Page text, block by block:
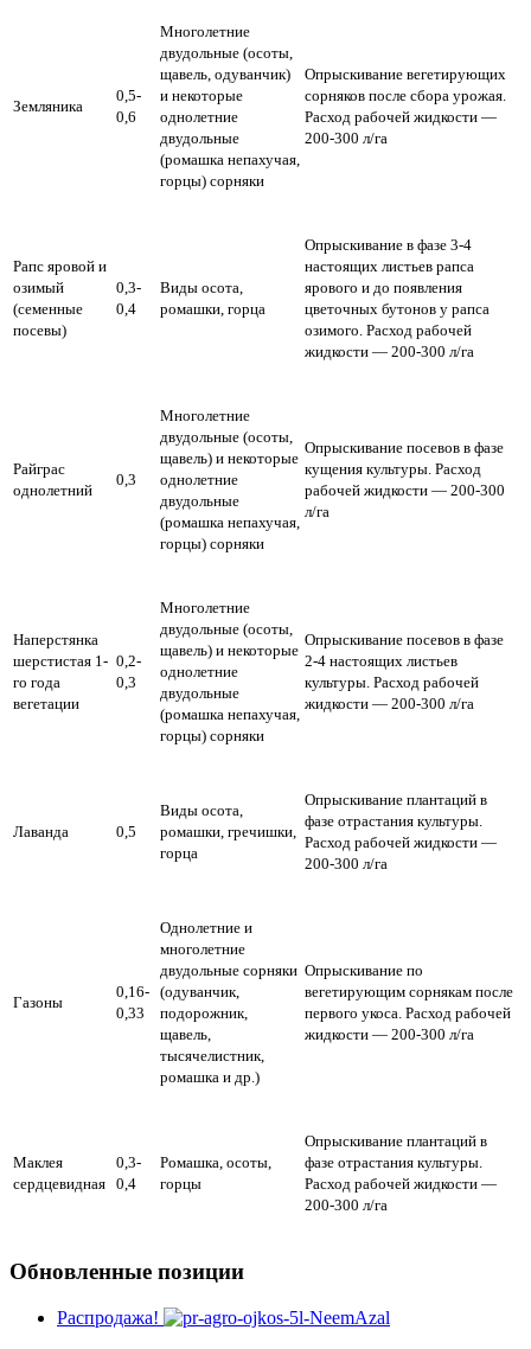
Земляника
0,5-
0,6
Многолетние
двудольные (осоты,
щавель, одуванчик)
и некоторые
однолетние
двудольные
(ромашка непахучая,
горцы) сорняки
Опрыскивание вегетирующих
сорняков после сбора урожая.
Расход рабочей жидкости —
200-300 л/га
Рапс яровой и
озимый
(семенные
посевы)
0,3-
0,4
Виды осота,
ромашки, горца
Опрыскивание в фазе 3-4
настоящих листьев рапса
ярового и до появления
цветочных бутонов у рапса
озимого. Расход рабочей
жидкости — 200-300 л/га
Райграс
однолетний
0,3
Многолетние
двудольные (осоты,
щавель) и некоторые
однолетние
двудольные
(ромашка непахучая,
горцы) сорняки
Опрыскивание посевов в фазе
кущения культуры. Расход
рабочей жидкости — 200-300
л/га
Наперстянка
шерстистая 1-
го года
вегетации
0,2-
0,3
Многолетние
двудольные (осоты,
щавель) и некоторые
однолетние
двудольные
(ромашка непахучая,
горцы) сорняки
Опрыскивание посевов в фазе
2-4 настоящих листьев
культуры. Расход рабочей
жидкости — 200-300 л/га
Лаванда 0,5
Виды осота,
ромашки, гречишки,
горца
Опрыскивание плантаций в
фазе отрастания культуры.
Расход рабочей жидкости —
200-300 л/га
Газоны
0,16-
0,33
Однолетние и
многолетние
двудольные сорняки
(одуванчик,
подорожник,
щавель,
тысячелистник,
ромашка и др.)
Опрыскивание по
вегетирующим сорнякам после
первого укоса. Расход рабочей
жидкости — 200-300 л/га
Маклея
сердцевидная
0,3-
0,4
Ромашка, осоты,
горцы
Опрыскивание плантаций в
фазе отрастания культуры.
Расход рабочей жидкости —
200-300 л/га
Обновленные позиции
Распродажа!